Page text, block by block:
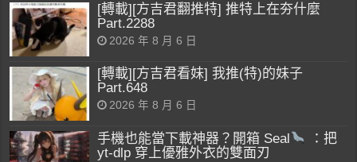
[轉載][方吉君翻推特] 推特上在夯什麼
Part.2288
2026 年 8 月 6 日
[轉載][方吉君看妹] 我推(特)的妹子
Part.648
2026 年 8 月 6 日
手機也能當下載神器？開箱 Seal
：把
yt-dlp 穿上優雅外衣的雙面刃